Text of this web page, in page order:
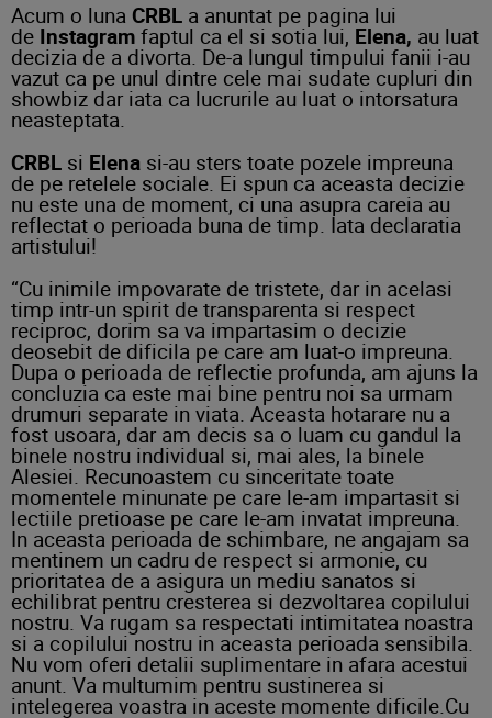
Acum o luna CRBL a anuntat pe pagina lui
de Instagram faptul ca el si sotia lui, Elena, au luat
decizia de a divorta. De-a lungul timpului fanii i-au
vazut ca pe unul dintre cele mai sudate cupluri din
showbiz dar iata ca lucrurile au luat o intorsatura
neasteptata.
CRBL si Elena si-au sters toate pozele impreuna
de pe retelele sociale. Ei spun ca aceasta decizie
nu este una de moment, ci una asupra careia au
reflectat o perioada buna de timp. Iata declaratia
artistului!
“Cu inimile impovarate de tristete, dar in acelasi
timp intr-un spirit de transparenta si respect
reciproc, dorim sa va impartasim o decizie
deosebit de dificila pe care am luat-o impreuna.
Dupa o perioada de reflectie profunda, am ajuns la
concluzia ca este mai bine pentru noi sa urmam
drumuri separate in viata. Aceasta hotarare nu a
fost usoara, dar am decis sa o luam cu gandul la
binele nostru individual si, mai ales, la binele
Alesiei. Recunoastem cu sinceritate toate
momentele minunate pe care le-am impartasit si
lectiile pretioase pe care le-am invatat impreuna.
In aceasta perioada de schimbare, ne angajam sa
mentinem un cadru de respect si armonie, cu
prioritatea de a asigura un mediu sanatos si
echilibrat pentru cresterea si dezvoltarea copilului
nostru. Va rugam sa respectati intimitatea noastra
si a copilului nostru in aceasta perioada sensibila.
Nu vom oferi detalii suplimentare in afara acestui
anunt. Va multumim pentru sustinerea si
intelegerea voastra in aceste momente dificile.Cu